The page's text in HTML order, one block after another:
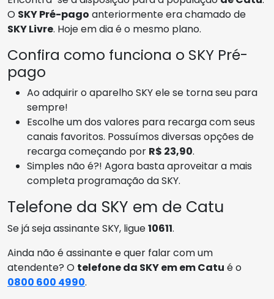
O SKY Pré-pago anteriormente era chamado de
SKY Livre. Hoje em dia é o mesmo plano.
Confira como funciona o SKY Pré-
pago
Ao adquirir o aparelho SKY ele se torna seu para
sempre!
Escolhe um dos valores para recarga com seus
canais favoritos. Possuímos diversas opções de
recarga começando por R$ 23,90.
Simples não é?! Agora basta aproveitar a mais
completa programação da SKY.
Telefone da SKY em de Catu
Se já seja assinante SKY, ligue10611.
Ainda não é assinante e quer falar com um
atendente? O telefone da SKY em em Catu é o
0800 600 4990.